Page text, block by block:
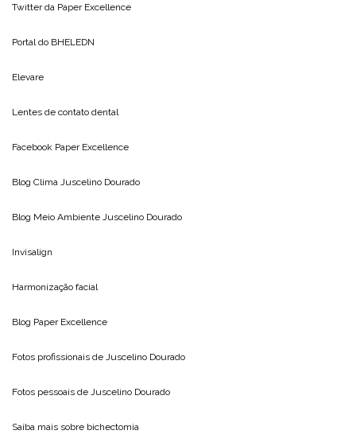
Twitter da Paper Excellence
Portal do BHELEDN
Elevare
Lentes de contato dental
Facebook Paper Excellence
Blog Clima Juscelino Dourado
Blog Meio Ambiente Juscelino Dourado
Invisalign
Harmonização facial
Blog Paper Excellence
Fotos profissionais de Juscelino Dourado
Fotos pessoais de Juscelino Dourado
Saiba mais sobre bichectomia